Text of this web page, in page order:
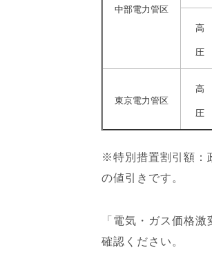
中部電力管区
高
圧
東京電力管区
高
圧
※特別措置割引額：
の値引きです。
「電気・ガス価格
確認ください。